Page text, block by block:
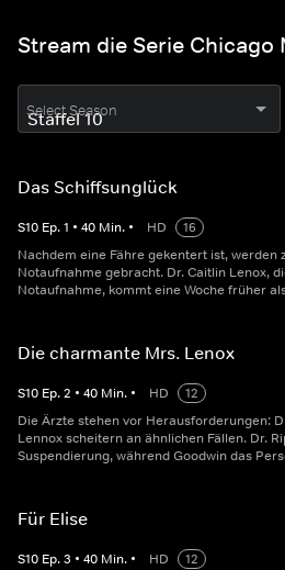
Stream die Serie Chicago
Select Season
Das Schiffsunglück
S10 Ep.1 • 40 Min. • HD
16
Nachdem eine Fähre gekentert ist, werden
Notaufnahme gebracht. Dr. Caitlin Lenox,
Notaufnahme, kommt eine Woche früher
Die charmante Mrs. Lenox
S10 Ep.2 • 40 Min. • HD
12
Die Ärzte stehen vor Herausforderungen:
Lennox scheitern an ähnlichen Fällen. Dr.
Suspendierung, während Goodwin das
Für Elise
S10 Ep.3 • 40 Min. • HD
12